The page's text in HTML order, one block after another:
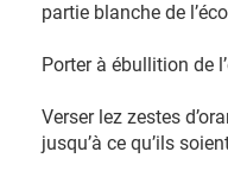
partie blanche de
Porter à ébullition de
Verser lez zestes
jusqu’à ce qu’ils